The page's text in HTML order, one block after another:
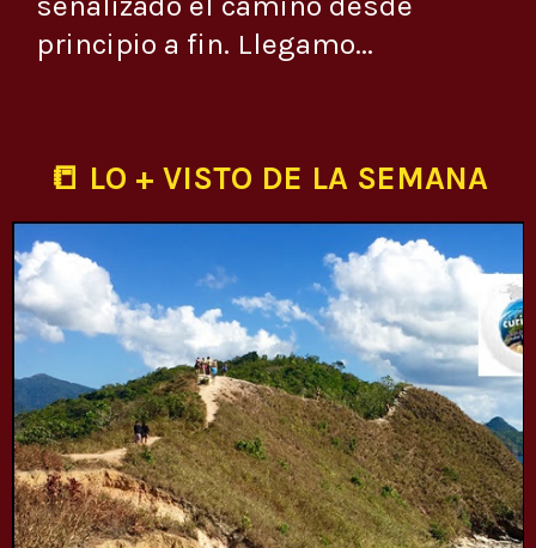
principio a fin. Llegamo...
📒 LO + VISTO DE LA SEMANA